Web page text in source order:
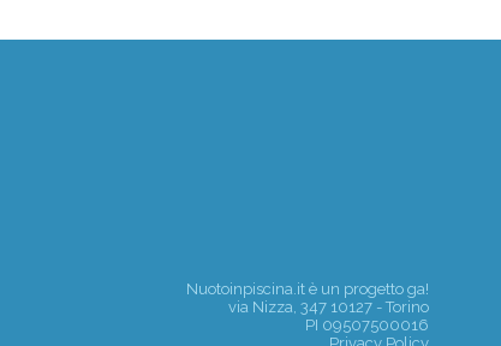
Nuotoinpiscina.it è un progetto ga!
via Nizza, 347 10127 - Torino
PI 09507500016